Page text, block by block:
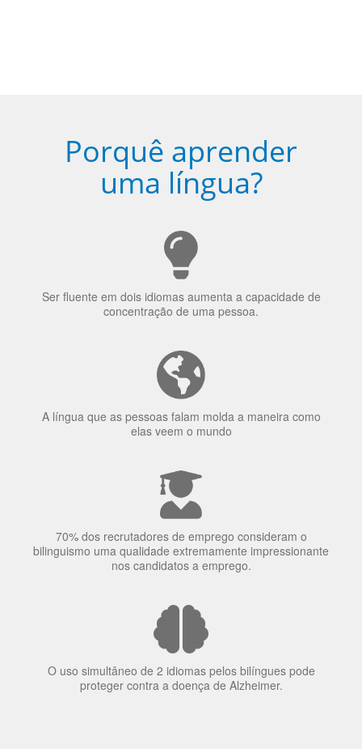
Porquê aprender
uma língua?
Ser fluente em dois idiomas aumenta a capacidade de
concentração de uma pessoa.
A língua que as pessoas falam molda a maneira como
elas veem o mundo
70% dos recrutadores de emprego consideram o
bilinguismo uma qualidade extremamente impressionante
nos candidatos a emprego.
O uso simultâneo de 2 idiomas pelos bilíngues pode
proteger contra a doença de Alzheimer.